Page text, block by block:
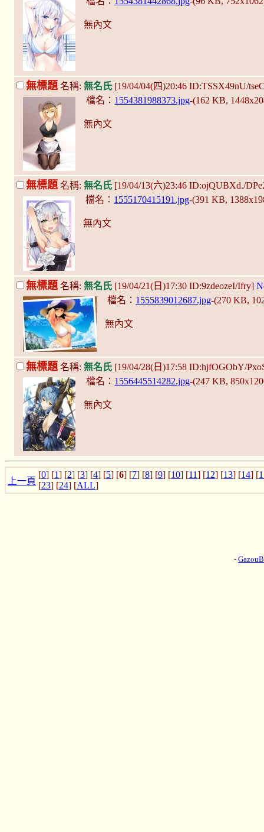
無內文
無標題 名稱: 無名氏 [19/04/04(四)20:46 ID:TSSX49nU/
檔名： 1554381988373.jpg-(162 KB,
無內文
無標題名稱: 無名氏 [19/04/13(六)23:46 ID:ojQUBXd./
檔名： 1555170415191.jpg-(391 KB,
無內文
無標題 名稱: 無名氏 [19/04/21(日)17:30 ID:9zdeozeI/Ifry]
檔名： 1555839012687.jpg-(270 KB,
無內文
無標題 名稱: 無名氏 [19/04/28(日)17:58 ID:hjfOGObY/
檔名： 1556445514282.jpg-(247 KB,
無內文
上一頁
[0] [1] [2] [3] [4] [5] [6] [7] [8] [9] [10] [11] [12] [13] [14] [
[23] [24] [ALL]
-